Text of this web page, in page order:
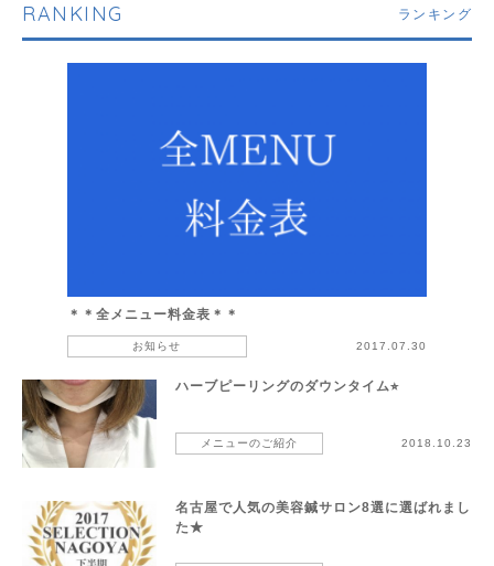
RANKING ランキング
＊＊全メニュー料金表＊＊
お知らせ 2017.07.30
ハーブピーリングのダウンタイム⭐︎
メニューのご紹介 2018.10.23
名古屋で人気の美容鍼サロン8選に選ばれまし
た★